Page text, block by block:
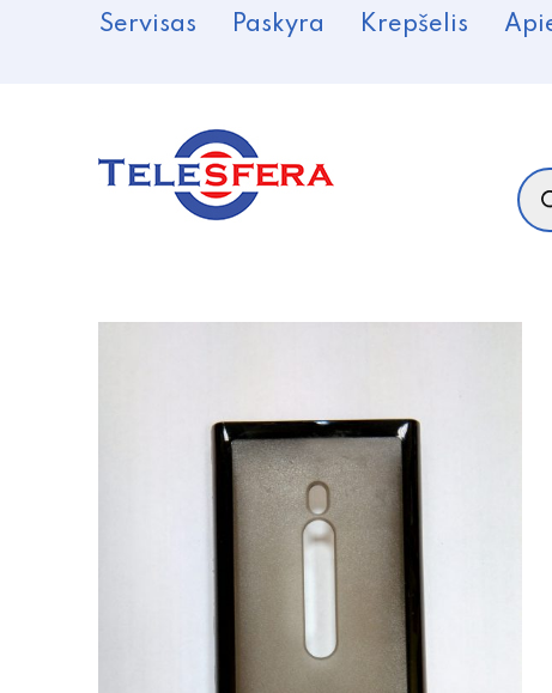
Servisas Paskyra Krepšelis